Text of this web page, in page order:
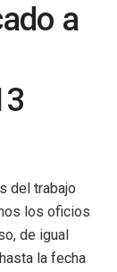
a
del trabajo
los oficios
de igual
la fecha